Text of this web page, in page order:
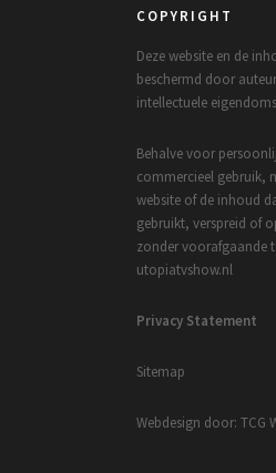
COPYRIGHT
Deze website en de
beschermd door
intellectuele
Behalve voor
commercieel gebruik,
website of de inhoud
gebruikt, verspreid of
zonder voorafgaande
utopiatvshow.nl
Privacy Statement
Sitemap
Webdesign door: TCG